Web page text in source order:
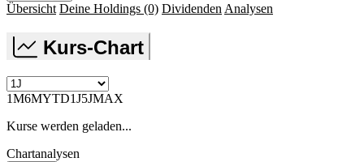
Übersicht Deine Holdings (0) Dividenden Analysen
Kurs-Chart
1M6MYTD1J5JMAX
Kurse werden geladen...
Chartanalysen